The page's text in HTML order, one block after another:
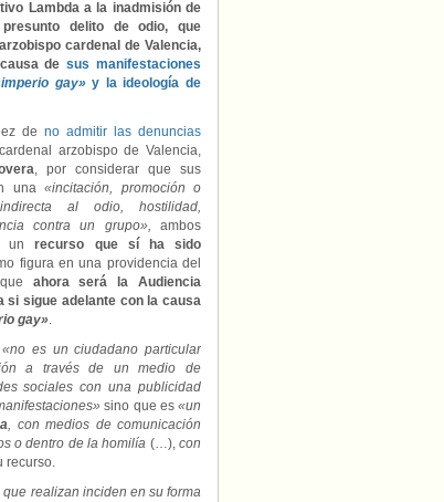
Lambda a la inadmisión de
delito de odio, que
cardenal de Valencia,
causa desus manifestaciones
gay»y la ideología de
de no admitir las denuncias
arzobispo de Valencia,
, por considerar que sus
una «incitación, promoción o
al odio, hostilidad,
contra un grupo», ambos
unrecurso que sí ha sido
figura en una providencia del
ahora será la Audiencia
si sigue adelante con la causa
gay».
«no es un ciudadano particular
a través de un medio de
sociales con una publicidad
sino que es«un
, con medios de comunicación
o dentro de la homilía (…),con
recurso.
realizan inciden en su forma